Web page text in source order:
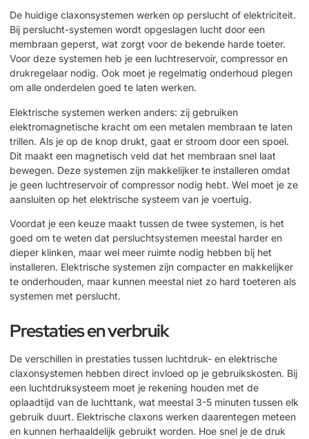
De huidige claxonsystemen werken op perslucht of elektriciteit.
Bij perslucht-systemen wordt opgeslagen lucht door een
membraan geperst, wat zorgt voor de bekende harde toeter.
Voor deze systemen heb je een luchtreservoir, compressor en
drukregelaar nodig. Ook moet je regelmatig onderhoud plegen
om alle onderdelen goed te laten werken.
Elektrische systemen werken anders: zij gebruiken
elektromagnetische kracht om een metalen membraan te laten
trillen. Als je op de knop drukt, gaat er stroom door een spoel.
Dit maakt een magnetisch veld dat het membraan snel laat
bewegen. Deze systemen zijn makkelijker te installeren omdat
je geen luchtreservoir of compressor nodig hebt. Wel moet je ze
aansluiten op het elektrische systeem van je voertuig.
Voordat je een keuze maakt tussen de twee systemen, is het
goed om te weten dat persluchtsystemen meestal harder en
dieper klinken, maar wel meer ruimte nodig hebben bij het
installeren. Elektrische systemen zijn compacter en makkelijker
te onderhouden, maar kunnen meestal niet zo hard toeteren als
systemen met perslucht.
Prestaties en verbruik
De verschillen in prestaties tussen luchtdruk- en elektrische
claxonsystemen hebben direct invloed op je gebruikskosten. Bij
een luchtdruksysteem moet je rekening houden met de
oplaadtijd van de luchttank, wat meestal 3-5 minuten tussen elk
gebruik duurt. Elektrische claxons werken daarentegen meteen
en kunnen herhaaldelijk gebruikt worden. Hoe snel je de druk